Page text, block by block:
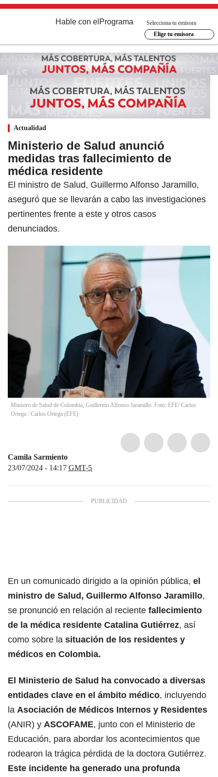
Hable con el Programa
Selecciona tu emisora
Elige tu emisora
Actualidad
Ministerio de Salud anunció
medidas tras fallecimiento de
médica residente
El ministro de Salud, Guillermo Alfonso Jaramillo,
aseguró que se llevarán a cabo las investigaciones
pertinentes frente a este y otros casos
denunciados.
Ministro de Salud de Colombia, Guillermo Alfonso Jaramillo. Foto: EFE/ Carlos
Ortega / Carlos Ortega (EFE)
Camila Sarmiento
23/07/2024 - 14:17 GMT-5
En un comunicado dirigido a la opinión pública, el
ministro de Salud, Guillermo Alfonso Jaramillo,
se pronunció en relación al reciente fallecimiento
de la médica residente Catalina Gutiérrez, así
como sobre la situación de los residentes y
médicos en Colombia.
El Ministerio de Salud ha convocado a diversas
entidades clave en el ámbito médico, incluyendo
la Asociación de Médicos Internos y Residentes
(ANIR) y ASCOFAME, junto con el Ministerio de
Educación, para abordar los acontecimientos que
rodearon la trágica pérdida de la doctora Gutiérrez.
Este incidente ha generado una profunda